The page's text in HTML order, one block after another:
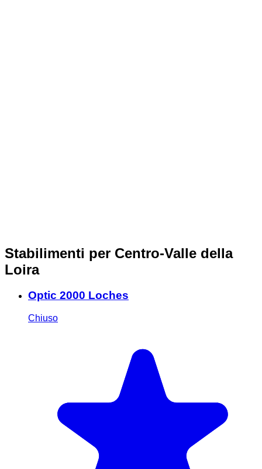
Stabilimenti per Centro-Valle della
Loira
Optic 2000 Loches
Chiuso